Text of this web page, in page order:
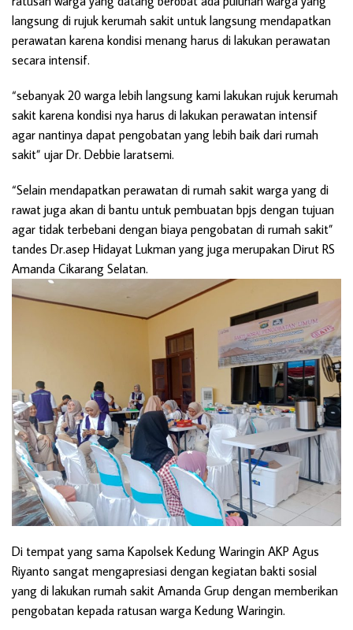
langsung di rujuk kerumah sakit untuk langsung mendapatkan
perawatan karena kondisi menang harus di lakukan perawatan
secara intensif.
“sebanyak 20 warga lebih langsung kami lakukan rujuk kerumah
sakit karena kondisi nya harus di lakukan perawatan intensif
agar nantinya dapat pengobatan yang lebih baik dari rumah
sakit” ujar Dr. Debbie laratsemi.
“Selain mendapatkan perawatan di rumah sakit warga yang di
rawat juga akan di bantu untuk pembuatan bpjs dengan tujuan
agar tidak terbebani dengan biaya pengobatan di rumah sakit”
tandes Dr.asep Hidayat Lukman yang juga merupakan Dirut RS
Amanda Cikarang Selatan.
Di tempat yang sama Kapolsek Kedung Waringin AKP Agus
Riyanto sangat mengapresiasi dengan kegiatan bakti sosial
yang di lakukan rumah sakit Amanda Grup dengan memberikan
pengobatan kepada ratusan warga Kedung Waringin.